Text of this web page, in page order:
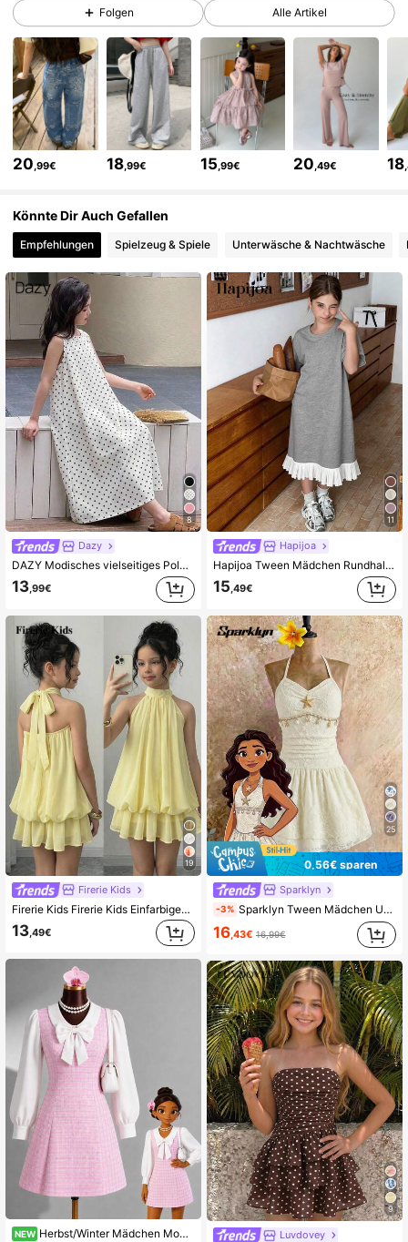
4,86 6.6M Follower
4,86 6.6M Follower
4,86 6.6M Follower
4,86 6.6M Follower
4,86 6.6M Follower
4,86
4,86 6.6M Follower
4,86 6.6M Follower
4,86 6.6M Follower
Folgen Alle Artikel
20,99€ 18,99€ 15,99€ 20,49€ 18
Könnte Dir Auch Gefallen
Empfehlungen Spielzeug & Spiele Unterwäsche & Nachtwäsche
8
Dazy
DAZY Modisches vielseitiges Polka-Dot-Muster Rundhals Kleid für Tween-Mädchen Sommer
13,99€
19
Firerie Kids
Firerie Kids Firerie Kids Einfarbiges plissiertes Neckholder-Modekleid für Tween-Mädchen, Urlaub und Reisen
13 ,49€
NEW Herbst/Winter Mädchen Mode elegantes kariertes Peter-Pan-Kragen Schleife Kleid
11
Hapijoa
Hapijoa Tween Mädchen Rundhals Strick Kontrast Mesh Kleid, Sommer Sonnenkleider
15,49€
25
0,56€ sparen
Sparklyn
-3% Sparklyn Tween Mädchen Urlaub Lässig einfarbiges Jacquard Seestern Muschel Dekor Neckholder Kleid
16 ,43€ 16,99€
9
Luvdovey